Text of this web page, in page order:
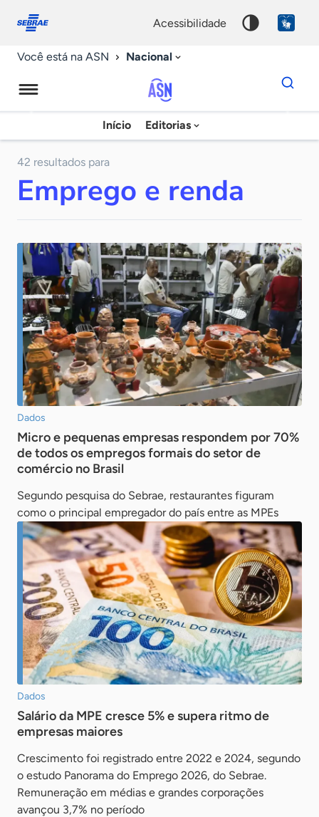
conosco
acessibilidade
Você está na ASN Nacional
Agência
Sebrae
Notícias
Início Editorias
Dados
para
chave
42 resultados para
Emprego e renda
Dados
Micro e pequenas empresas respondem por 70%
de todos os empregos formais do setor de
comércio no Brasil
Segundo pesquisa do Sebrae, restaurantes figuram
como o principal empregador do país entre as MPEs
Dados
Salário da MPE cresce 5% e supera ritmo de
empresas maiores
Crescimento foi registrado entre 2022 e 2024, segundo
o estudo Panorama do Emprego 2026, do Sebrae.
Remuneração em médias e grandes corporações
avançou 3,7% no período